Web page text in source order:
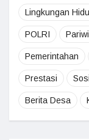
Lingkungan
POLRI
Pemerintahan
Prestasi
Berita Desa